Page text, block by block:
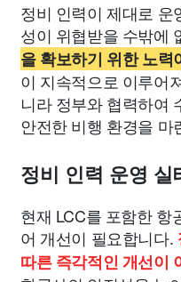
정비 인력이 제대로 운
성이 위협받을 수밖에
을 확보하기 위한 노력
이 지속적으로 이루어
니라 정부와 협력하여
안전한 비행 환경을 마
정비 인력 운영 실
현재 LCC를 포함한 항
어 개선이 필요합니다.
따른 즉각적인 개선이